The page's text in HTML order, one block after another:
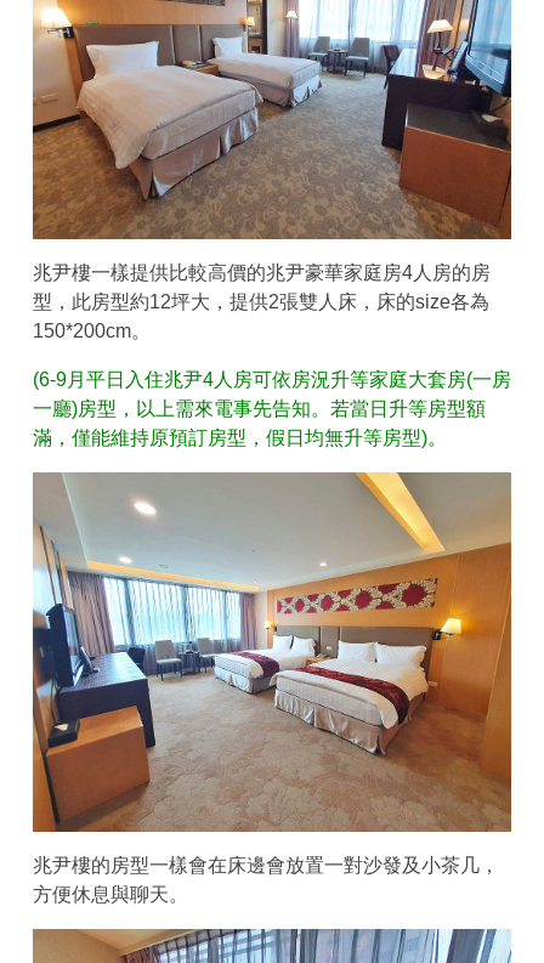
兆尹樓一樣提供比較高價的兆尹豪華家庭房4人房的房
型，此房型約12坪大，提供2張雙人床，床的size各為
150*200cm。
(6-9月平日入住兆尹4人房可依房況升等家庭大套房(一房
一廳)房型，以上需來電事先告知。若當日升等房型額
滿，僅能維持原預訂房型，假日均無升等房型)。
兆尹樓的房型一樣會在床邊會放置一對沙發及小茶几，
方便休息與聊天。